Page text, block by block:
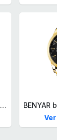
BRA Signature | Cuchillo tomatero 120 mm, Acero Inoxidable alemán forjado con Molibdeno Vanadio, Mango Remachado ABS, Diseño Ergonómico, Hoja 1,6 mm espesor